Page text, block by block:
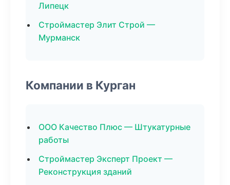
Липецк
Строймастер Элит Строй —
Мурманск
Компании в Курган
ООО Качество Плюс — Штукатурные
работы
Строймастер Эксперт Проект —
Реконструкция зданий